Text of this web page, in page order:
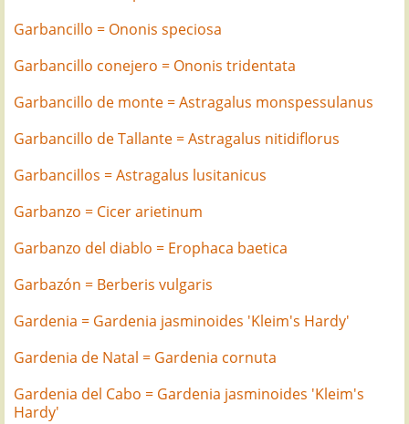
Garbancillo = Ononis speciosa
Garbancillo conejero = Ononis tridentata
Garbancillo de monte = Astragalus monspessulanus
Garbancillo de Tallante = Astragalus nitidiflorus
Garbancillos = Astragalus lusitanicus
Garbanzo = Cicer arietinum
Garbanzo del diablo = Erophaca baetica
Garbazón = Berberis vulgaris
Gardenia = Gardenia jasminoides 'Kleim's Hardy'
Gardenia de Natal = Gardenia cornuta
Gardenia del Cabo = Gardenia jasminoides 'Kleim's
Hardy'